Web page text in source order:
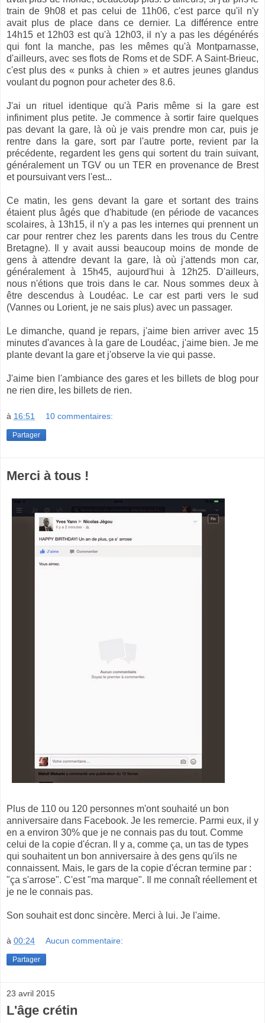
train de 9h08 et pas celui de 11h06, c'est parce qu'il n'y
avait plus de place dans ce dernier. La différence entre
14h15 et 12h03 est qu'à 12h03, il n'y a pas les dégénérés
qui font la manche, pas les mêmes qu'à Montparnasse,
d'ailleurs, avec ses flots de Roms et de SDF. A Saint-Brieuc,
c'est plus des « punks à chien » et autres jeunes glandus
voulant du pognon pour acheter des 8.6.
J'ai un rituel identique qu'à Paris même si la gare est
infiniment plus petite. Je commence à sortir faire quelques
pas devant la gare, là où je vais prendre mon car, puis je
rentre dans la gare, sort par l'autre porte, revient par la
précédente, regardent les gens qui sortent du train suivant,
généralement un TGV ou un TER en provenance de Brest
et poursuivant vers l'est...
Ce matin, les gens devant la gare et sortant des trains
étaient plus âgés que d'habitude (en période de vacances
scolaires, à 13h15, il n'y a pas les internes qui prennent un
car pour rentrer chez les parents dans les trous du Centre
Bretagne). Il y avait aussi beaucoup moins de monde de
gens à attendre devant la gare, là où j'attends mon car,
généralement à 15h45, aujourd'hui à 12h25. D'ailleurs,
nous n'étions que trois dans le car. Nous sommes deux à
être descendus à Loudéac. Le car est parti vers le sud
(Vannes ou Lorient, je ne sais plus) avec un passager.
Le dimanche, quand je repars, j'aime bien arriver avec 15
minutes d'avances à la gare de Loudéac, j'aime bien. Je me
plante devant la gare et j'observe la vie qui passe.
J'aime bien l'ambiance des gares et les billets de blog pour
ne rien dire, les billets de rien.
à 16:51 10 commentaires:
Partager
Merci à tous !
Plus de 110 ou 120 personnes m'ont souhaité un bon
anniversaire dans Facebook. Je les remercie. Parmi eux, il y
en a environ 30% que je ne connais pas du tout. Comme
celui de la copie d'écran. Il y a, comme ça, un tas de types
qui souhaitent un bon anniversaire à des gens qu'ils ne
connaissent. Mais, le gars de la copie d'écran termine par :
"ça s'arrose". C'est "ma marque". Il me connaît réellement et
je ne le connais pas.
Son souhait est donc sincère. Merci à lui. Je l'aime.
à 00:24 Aucun commentaire:
Partager
23 avril 2015
L'âge crétin